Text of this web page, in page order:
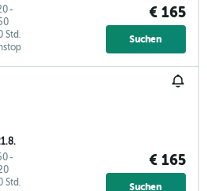
-
Std.
€ 165
Suchen
-
Std.
€ 165
Suchen